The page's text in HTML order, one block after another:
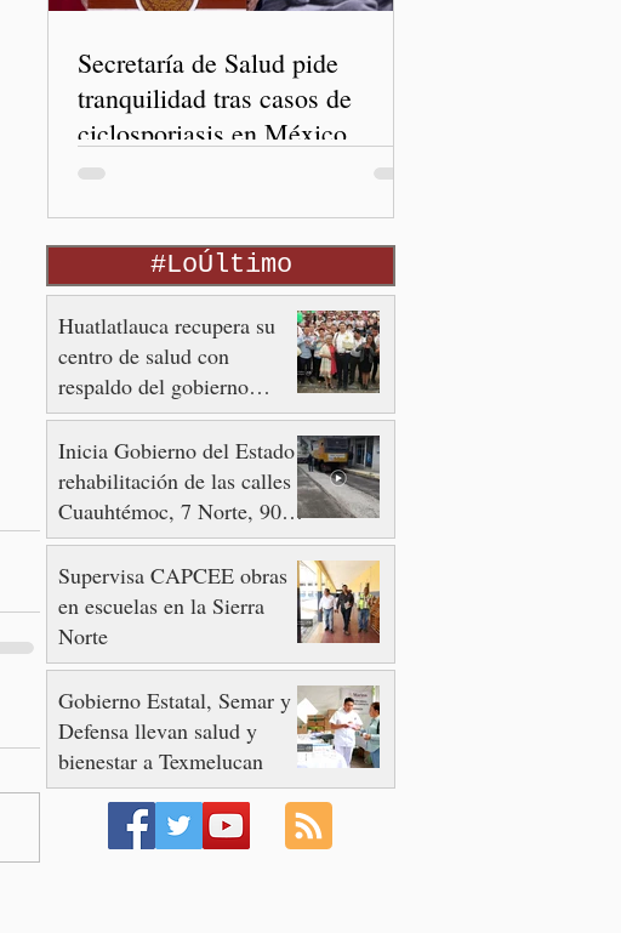
Secretaría de Salud pide
tranquilidad tras casos de
ciclosporiasis en México
#LoÚltimo
Huatlatlauca recupera su
centro de salud con
respaldo del gobierno
estatal
Inicia Gobierno del Estado
rehabilitación de las calles
Cuauhtémoc, 7 Norte, 90 y
88 Poniente
Supervisa CAPCEE obras
en escuelas en la Sierra
Norte
Gobierno Estatal, Semar y
Defensa llevan salud y
bienestar a Texmelucan